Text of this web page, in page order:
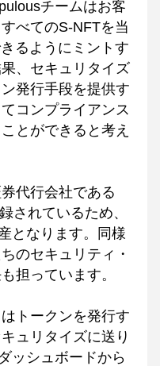
チームはお客
べてのS-NFTを当
るようにミントす
、セキュリタイズ
発行手段を提供す
コンプライアンス
とができると考え
代行会社である
されているため、
となります。同様
のセキュリティ・
担っています。
トークンを発行す
ュリタイズに送り
ッシュボードから